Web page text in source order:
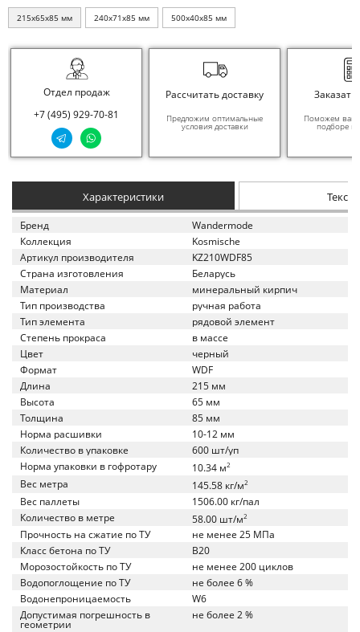
215x65x85 мм 240x71x85 мм 500x40x85 мм
Отдел продаж
+7 (495) 929-70-81
Рассчитать доставку
Предложим оптимальные
условия доставки
Заказать
Поможем вам
подборе
Характеристики
Бренд
Wandermode
Коллекция
Kosmische
Артикул производителя
KZ210WDF85
Страна изготовления
Беларусь
Материал
минеральный кирпич
Тип производства
ручная работа
Тип элемента
рядовой элемент
Степень прокраса
в массе
Цвет
черный
Формат
WDF
Длина
215 мм
Высота
65 мм
Толщина
85 мм
Норма расшивки
10-12 мм
Количество в упаковке
600 шт/уп
Норма упаковки в гофротару
10.34 м2
Вес метра 145.58 кг/м2
Вес паллеты
1506.00 кг/пал
Количество в метре
58.00 шт/м2
Прочность на сжатие по ТУ
не менее 25 МПа
Класс бетона по ТУ
B20
Морозостойкость по ТУ
не менее 200 циклов
Водопоглощение по ТУ
не более 6 %
Водонепроницаемость
W6
Допустимая погрешность в
геометрии
не более 2 %